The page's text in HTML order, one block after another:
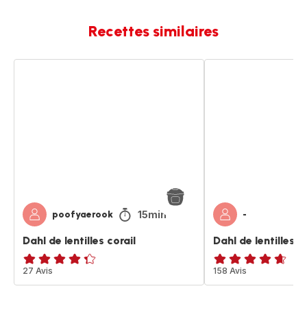
Recettes similaires
poofyaerook 15min
Dahl de lentilles corail
ratings.4.3
27 Avis
-
Dahl de lentilles
ratings.4.6
158 Avis